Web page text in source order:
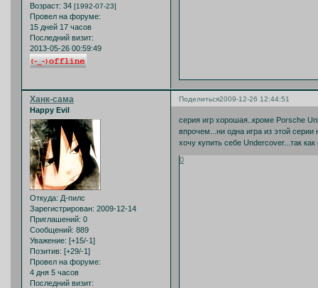
Возраст: 34 [1992-07-23]
Провел на форуме:
15 дней 17 часов
Последний визит:
2013-05-26 00:59:49
Поделиться2009-12-26 12:44:51
Ханк-сама
Happy Evil
Откуда: Д-пилс
Зарегистрирован: 2009-12-14
Приглашений: 0
Сообщений: 889
Уважение: [+15/-1]
Позитив: [+29/-1]
Провел на форуме:
4 дня 5 часов
Последний визит:
серия игр хорошая..кроме Porsche
впрочем...ни одна игра из этой
хочу купить себе Undercover...так
0